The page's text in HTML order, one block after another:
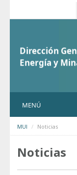
MENÚ
MUI Noticias
Noticias